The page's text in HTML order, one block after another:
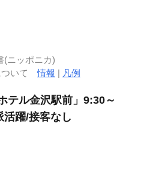
ニッポニカ)
ついて情報 | 凡例
テル金沢駅前」9:30～
躍/接客なし